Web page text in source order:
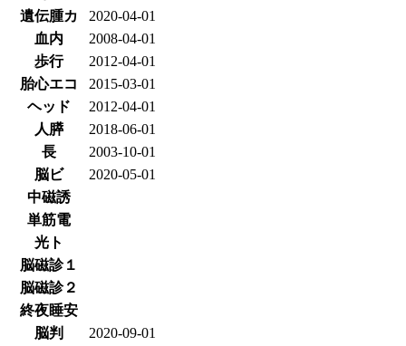
遺伝腫カ
2020-04-01
血内
2008-04-01
歩行
2012-04-01
胎心エコ
2015-03-01
ヘッド
2012-04-01
人膵
2018-06-01
長
2003-10-01
脳ビ
2020-05-01
中磁誘
単筋電
光ト
脳磁診１
脳磁診２
終夜睡安
脳判
2020-09-01